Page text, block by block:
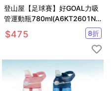
登山屋【足球賽】好GOAL力吸
管運動瓶780ml(A6KT2601N
果綠)
$475 8折